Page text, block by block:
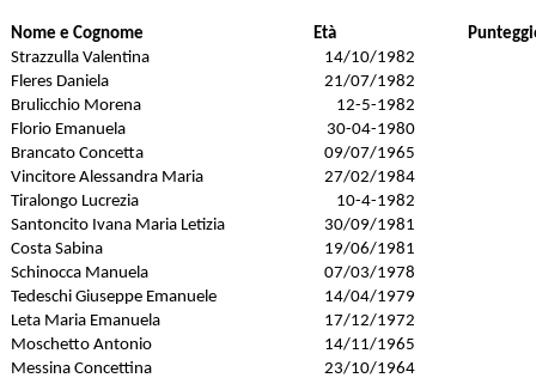
Nome e Cognome Età
Strazzulla Valentina
14/10/1982
Fleres Daniela
21/07/1982
Brulicchio Morena
12-5-1982
Florio Emanuela
30-04-1980
Brancato Concetta
09/07/1965
Vincitore Alessandra Maria
27/02/1984
Tiralongo Lucrezia
10-4-1982
Santoncito Ivana Maria Letizia
30/09/1981
Costa Sabina
19/06/1981
Schinocca Manuela
07/03/1978
Tedeschi Giuseppe Emanuele
14/04/1979
Leta Maria Emanuela
17/12/1972
Moschetto Antonio
14/11/1965
Messina Concettina
23/10/1964